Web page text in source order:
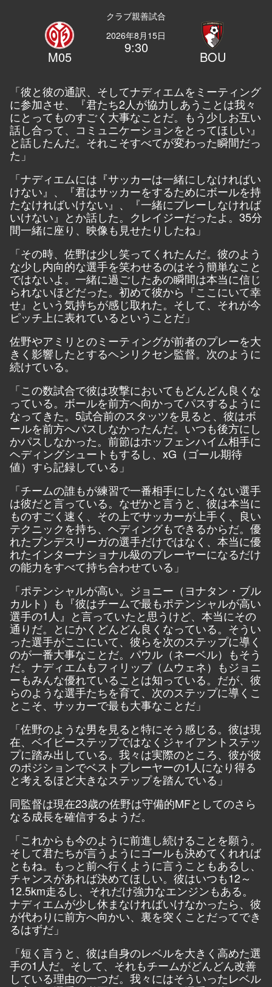
クラブ親善試合
M05
2026年8月15日
9:30
BOU
「彼と彼の通訳、そしてナディエムをミーティング
に参加させ、『君たち2人が協力しあうことは我々
にとってものすごく大事なことだ。もう少しお互い
話し合って、コミュニケーションをとってほしい』
と話したんだ。それこそすべてが変わった瞬間だっ
た」
「ナディエムには『サッカーは一緒にしなければい
けない』、『君はサッカーをするためにボールを持
たなければいけない』、『一緒にプレーしなければ
いけない』とか話した。クレイジーだったよ。35分
間一緒に座り、映像も見せたりしたね」
「その時、佐野は少し笑ってくれたんだ。彼のよう
な少し内向的な選手を笑わせるのはそう簡単なこと
ではないよ。一緒に過ごしたあの瞬間は本当に信じ
られないほどだった。初めて彼から『ここにいて幸
せ』という気持ちが感じ取れた。そして、それが今
ピッチ上に表れているということだ」
佐野やアミリとのミーティングが前者のプレーを大
きく影響したとするヘンリクセン監督。次のように
続けている。
「この数試合で彼は攻撃においてもどんどん良くな
っている。ボールを前方へ向かってパスするように
なってきた。5試合前のスタッツを見ると、彼はボ
ールを前方へパスしなかったんだ。いつも後方にし
かパスしなかった。前節はホッフェンハイム相手に
ヘディングシュートもするし、xG（ゴール期待
値）すら記録している」
「チームの誰もが練習で一番相手にしたくない選手
は彼だと言っている。なぜかと言うと、彼は本当に
ものすごく速く、その上でサッカーが上手く、良い
テクニックを持ち、ヘディングもできるからだ。優
れたブンデスリーガの選手だけではなく、本当に優
れたインターナショナル級のプレーヤーになるだけ
の能力をすべて持ち合わせている」
「ポテンシャルが高い。ジョニー（ヨナタン・ブル
カルト）も『彼はチームで最もポテンシャルが高い
選手の1人』と言っていたと思うけど、本当にその
通りだ。とにかくどんどん良くなっている。そうい
った選手がここにいて、彼らを次のステップに導く
のが一番大事なことだ。パウル（ネーベル）もそう
だ。ナディエムもフィリップ（ムウェネ）もジョニ
ーもみんな優れていることは知っている。だが、彼
らのような選手たちを育て、次のステップに導くこ
とこそ、サッカーで最も大事なことだ」
「佐野のような男を見ると特にそう感じる。彼は現
在、ベイビーステップではなくジャイアントステッ
プに踏み出している。我々は実際のところ、彼が彼
のポジションでベストプレーヤーの1人になり得る
と考えるほど大きなステップを踏んでいる」
同監督は現在23歳の佐野は守備的MFとしてのさら
なる成長を確信するようだ。
「これからも今のように前進し続けることを願う。
そして君たちが言うようにゴールも決めてくれれば
ともね。もっと前へ行くように言うこともあるし、
チャンスがあれば決めてほしい。彼はいつも12～
12.5km走るし、それだけ強力なエンジンもある。
ナディエムが少し休まなければいけなかったら、彼
が代わりに前方へ向かい、裏を突くことだってでき
るはずだ」
「短く言うと、彼は自身のレベルを大きく高めた選
手の1人だ。そして、それもチームがどんどん改善
している理由の一つだ。我々にはそういったレベル